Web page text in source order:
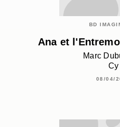
BD
Ana et
Marc
Cy
08/04/